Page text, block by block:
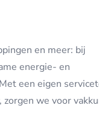
en meer: bij
energie- en
een eigen
we voor